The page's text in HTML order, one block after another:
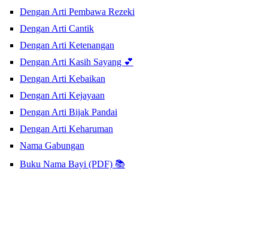
Dengan Arti Pembawa Rezeki
Dengan Arti Cantik
Dengan Arti Ketenangan
Dengan Arti Kasih Sayang 💕
Dengan Arti Kebaikan
Dengan Arti Kejayaan
Dengan Arti Bijak Pandai
Dengan Arti Keharuman
Nama Gabungan
Buku Nama Bayi (PDF) 📚